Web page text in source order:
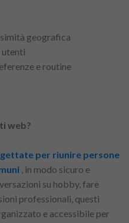
geografica
e routine
web?
per riunire persone
, in modo sicuro e
su hobby, fare
professionali, questi
e accessibile per